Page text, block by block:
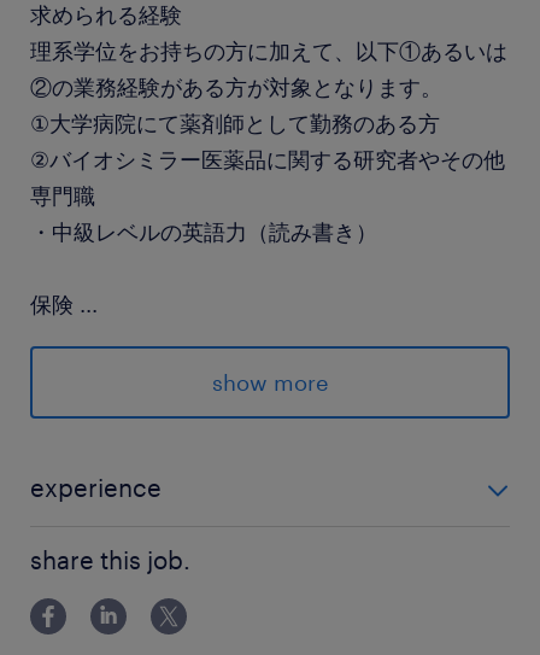
求められる経験
理系学位をお持ちの方に加えて、以下①あるいは
②の業務経験がある方が対象となります。
①大学病院にて薬剤師として勤務のある方
②バイオシミラー医薬品に関する研究者やその他
専門職
・中級レベルの英語力（読み書き）
保険 ...
健康保険 厚生年金保険 雇用保険
休日休暇
年収500 ～ 1,000万円
賞与
show more
experience
業務経験がある方が対象となります。 ①大学病院にて
薬剤師として勤務のある方 ②バイオシミラー医薬品に
関する研究者やその他専門職 ・中級レベルの英語力
share this job.